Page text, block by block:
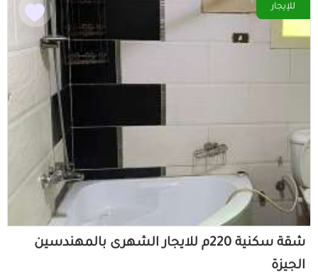
للإيجار
شقة سكنية 220م للايجار الشهرى بالمهندسين
الجيزة